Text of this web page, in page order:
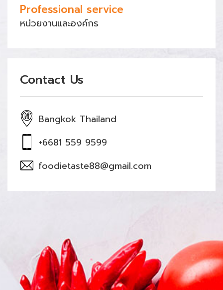
Professional service
หน่วยงานและองค์กร
Contact Us
Bangkok Thailand
+6681 559 9599
foodietaste88@gmail.com